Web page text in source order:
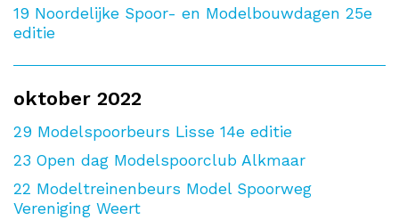
19 Noordelijke Spoor- en Modelbouwdagen 25e
editie
oktober 2022
29 Modelspoorbeurs Lisse 14e editie
23 Open dag Modelspoorclub Alkmaar
22 Modeltreinenbeurs Model Spoorweg
Vereniging Weert